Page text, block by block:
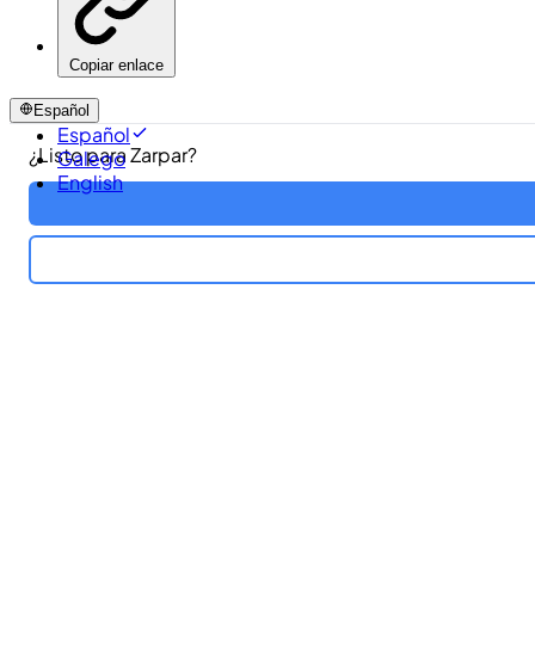
Copiar enlace
Español
Español
Galego
English
¿Listo para Zarpar?